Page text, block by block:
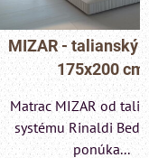
Pohovka LONDON
- VÝPREDAJ
KUSU